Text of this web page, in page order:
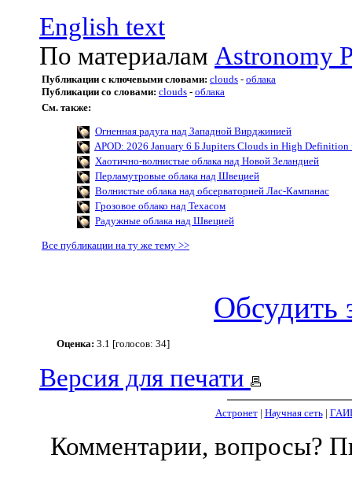
English text
По материалам Astronomy
Публикации с ключевыми словами: clouds - облака
Публикации со словами: clouds - облака
См. также:
Огненная радуга над Западной Вирджинией
APOD: 2026 January 6 Б Jupiters Clouds in High Definition
Хаотично-волнистые облака над Новой Зеландией
Перламутровые облака над Швецией
Волнистые облака над обсерваторией Лас-Кампанас
Грозовое облако над Техасом
Радужные облака над Швецией
Все публикации на ту же тему >>
Обсудить
Оценка: 3.1 [голосов: 34]
Версия для печати
Астронет| Научная сеть|
Комментарии, вопросы?